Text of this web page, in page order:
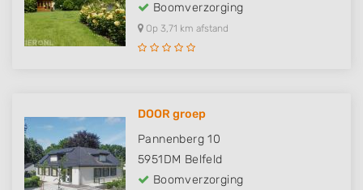
Boomverzorging
Op 3,71 km afstand
DOOR groep
Pannenberg 10
5951DM Belfeld
Boomverzorging